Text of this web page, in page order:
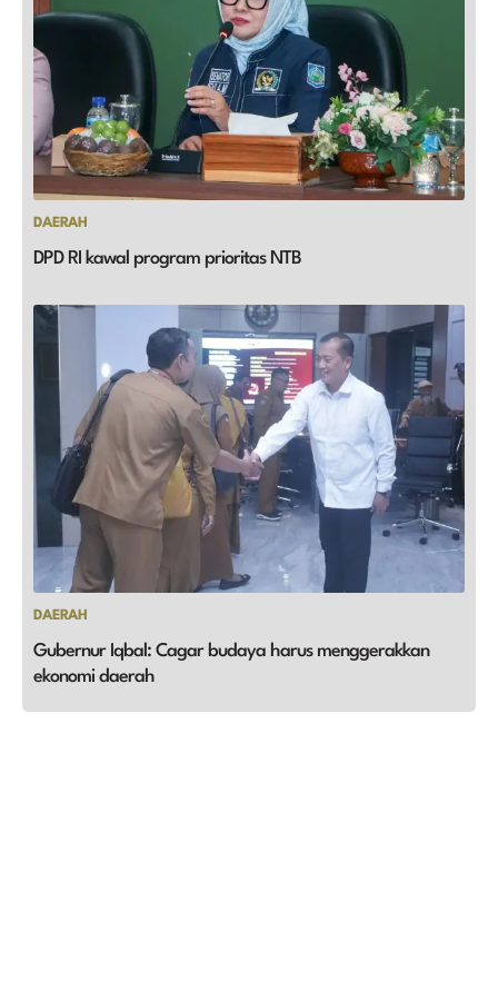
DAERAH
DPD RI kawal program prioritas NTB
DAERAH
Gubernur Iqbal: Cagar budaya harus menggerakkan
ekonomi daerah